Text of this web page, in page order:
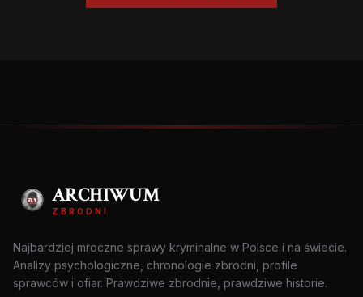
ARCHIWUM
ZBRODNI
Najbardziej mroczne sprawy kryminalne w Polsce i na świecie.
Analizy psychologiczne, chronologie zbrodni, profile
sprawców i ofiar. Prawdziwe zbrodnie, prawdziwe historie.